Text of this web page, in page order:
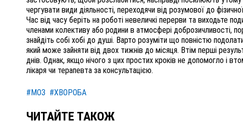
чергувати види діяльності, переходячи від розумової до
Час від часу беріть на роботі невеличкі перерви та виходьте
членами колективу або родини в атмосфері доброзичливості,
знайдіть собі хобі до душі. Варто розуміти що повністю
який може зайняти від двох тижнів до місяця. Втім перші
днів. Однак, якщо нічого з цих простих кроків не допомогло і
лікаря чи терапевта за консультацією.
#МОЗ #ХВОРОБА
ЧИТАЙТЕ ТАКОЖ